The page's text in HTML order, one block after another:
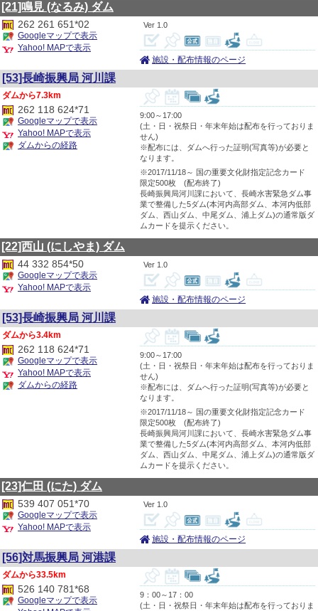
[21]鳴見 (なるみ) ダム
1.0
施設・配布情報のページ
262 261 651*02
Googleマップで表示
Yahoo! MAPで表示
[53]長崎振興局 河川課
9:00～17:00
(土・日・祝祭日・年末年始は配布を行っておりま
せん)
※配布には、ダムへ行った証明(写真等)が必要と
なります。
※2017/11/18～ 国の重要文化財指定記念カード
限定500枚 (配布終了)
長崎振興局河川課において、長崎水害緊急ダム事
業で整備した5ダム(本河内高部ダム、本河内低部
ダム、西山ダム、中尾ダム、浦上ダム)の通常版ダ
ムカードを提示ください。
7.3km
262 118 624*71
Googleマップで表示
Yahoo! MAPで表示
ダムからの経路
[22]西山 (にしやま) ダム
1.0
施設・配布情報のページ
44 332 854*50
Googleマップで表示
Yahoo! MAPで表示
[53]長崎振興局 河川課
9:00～17:00
(土・日・祝祭日・年末年始は配布を行っておりま
せん)
※配布には、ダムへ行った証明(写真等)が必要と
なります。
※2017/11/18～ 国の重要文化財指定記念カード
限定500枚 (配布終了)
長崎振興局河川課において、長崎水害緊急ダム事
業で整備した5ダム(本河内高部ダム、本河内低部
ダム、西山ダム、中尾ダム、浦上ダム)の通常版ダ
ムカードを提示ください。
3.4km
262 118 624*71
Googleマップで表示
Yahoo! MAPで表示
ダムからの経路
[23]仁田 (にた) ダム
1.0
施設・配布情報のページ
539 407 051*70
Googleマップで表示
Yahoo! MAPで表示
[56]対馬振興局 河港課
9：00～17：00
(土・日・祝祭日・年末年始は配布を行っておりま
33.5km
526 140 781*68
Googleマップで表示